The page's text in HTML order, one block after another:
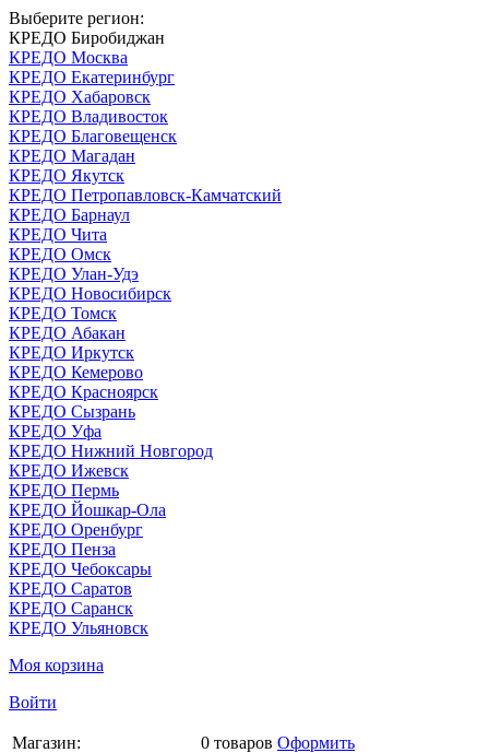
Выберите регион:
КРЕДО Биробиджан
КРЕДО Москва
КРЕДО Екатеринбург
КРЕДО Хабаровск
КРЕДО Владивосток
КРЕДО Благовещенск
КРЕДО Магадан
КРЕДО Якутск
КРЕДО Петропавловск-Камчатский
КРЕДО Барнаул
КРЕДО Чита
КРЕДО Омск
КРЕДО Улан-Удэ
КРЕДО Новосибирск
КРЕДО Томск
КРЕДО Абакан
КРЕДО Иркутск
КРЕДО Кемерово
КРЕДО Красноярск
КРЕДО Сызрань
КРЕДО Уфа
КРЕДО Нижний Новгород
КРЕДО Ижевск
КРЕДО Пермь
КРЕДО Йошкар-Ола
КРЕДО Оренбург
КРЕДО Пенза
КРЕДО Чебоксары
КРЕДО Саратов
КРЕДО Саранск
КРЕДО Ульяновск
Моя корзина
Войти
Магазин: 0 товаров Оформить